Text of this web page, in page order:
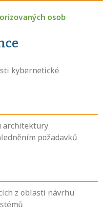
osob
kybernetické
architektury
požadavků
z oblasti návrhu